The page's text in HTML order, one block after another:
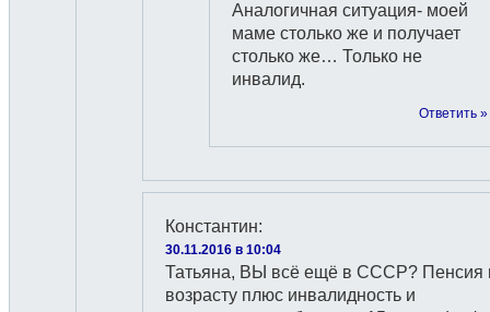
Аналогичная ситуация- моей
маме столько же и получает
столько же… Только не
инвалид.
Ответить »
Константин:
30.11.2016 в 10:04
Татьяна, ВЫ всё ещё в СССР? Пенсия
возрасту плюс инвалидность и